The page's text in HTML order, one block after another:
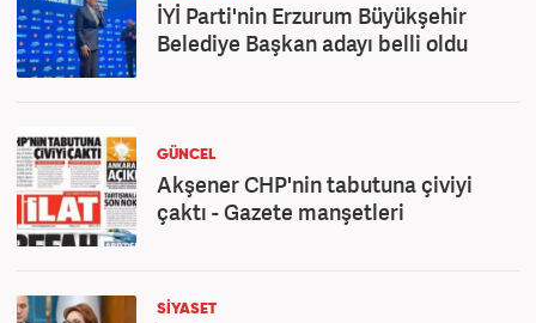
İYİ Parti'nin Erzurum Büyükşehir
Belediye Başkan adayı belli oldu
GÜNCEL
Akşener CHP'nin tabutuna çiviyi
çaktı - Gazete manşetleri
SİYASET